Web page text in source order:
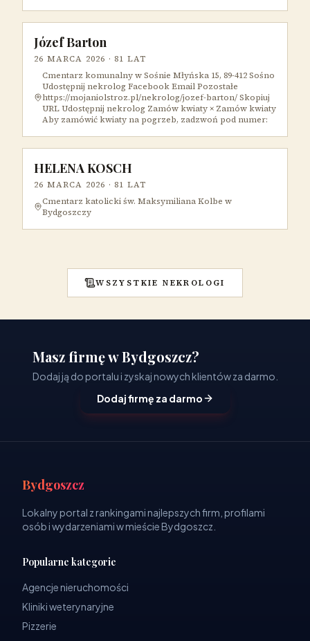
Józef Barton
26 MARCA 2026 · 81 LAT
Cmentarz komunalny w Sośnie Młyńska 15, 89-412 Sośno
Udostępnij nekrolog Facebook Email Pozostałe
https://mojaniolstroz.pl/nekrolog/jozef-barton/ Skopiuj
URL Udostępnij nekrolog Zamów kwiaty × Zamów kwiaty
Aby zamówić kwiaty na pogrzeb, zadzwoń pod numer:
HELENA KOSCH
26 MARCA 2026 · 81 LAT
Cmentarz katolicki św. Maksymiliana Kolbe w
Bydgoszczy
WSZYSTKIE NEKROLOGI
Masz firmę w Bydgoszcz?
Dodaj ją do portalu i zyskaj nowych klientów za darmo.
Dodaj firmę za darmo
Bydgoszcz
Lokalny portal z rankingami najlepszych firm, profilami
osób i wydarzeniami w mieście Bydgoszcz.
Popularne kategorie
Agencje nieruchomości
Kliniki weterynaryjne
Pizzerie